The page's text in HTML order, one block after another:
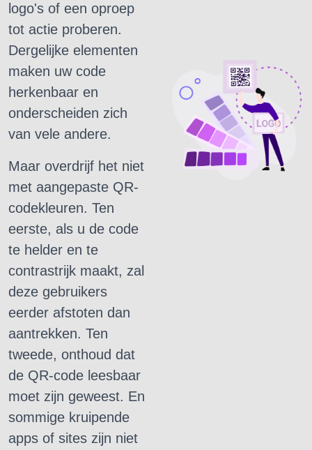
logo's of een oproep
tot actie proberen.
Dergelijke elementen
maken uw code
herkenbaar en
onderscheiden zich
van vele andere.
Maar overdrijf het niet
met aangepaste QR-
codekleuren. Ten
eerste, als u de code
te helder en te
contrastrijk maakt, zal
deze gebruikers
eerder afstoten dan
aantrekken. Ten
tweede, onthoud dat
de QR-code leesbaar
moet zijn geweest. En
sommige kruipende
apps of sites zijn niet